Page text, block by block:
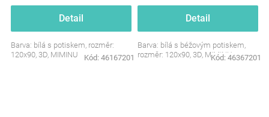
Detail
Barva: bílá s potiskem, rozměr:
120x90, 3D, MIMINU
Kód: 46167201
Detail
Barva: bílá s béžovým potiskem,
rozměr: 120x90, 3D, MIMINU
Kód: 46367201